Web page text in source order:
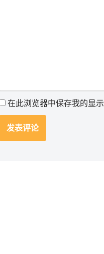
在此浏览器中保存我的显